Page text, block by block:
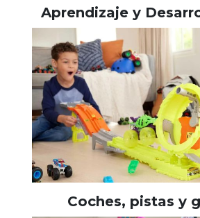
Aprendizaje y
Coches, pistas y